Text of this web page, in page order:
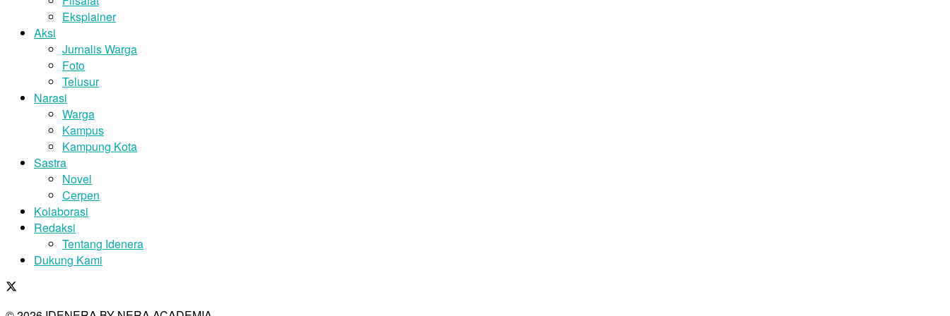
Eksplainer
Aksi
Jurnalis Warga
Foto
Telusur
Narasi
Warga
Kampus
Kampung Kota
Sastra
Novel
Cerpen
Kolaborasi
Redaksi
Tentang Idenera
Dukung Kami